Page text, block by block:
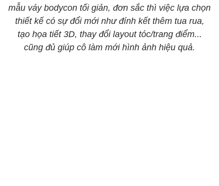
mẫu váy bodycon tối giản, đơn sắc thì việc lựa chọn
thiết kế có sự đổi mới như đính kết thêm tua rua,
tạo họa tiết 3D, thay đổi layout tóc/trang điểm...
cũng đủ giúp cô làm mới hình ảnh hiệu quả.​​​​​​​